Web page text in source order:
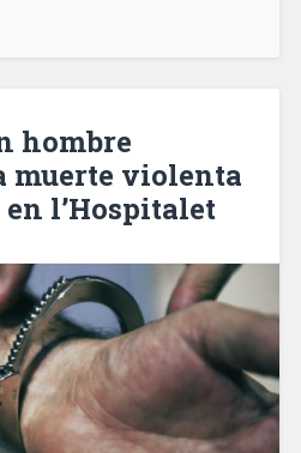
hombre
muerte violenta
l’Hospitalet